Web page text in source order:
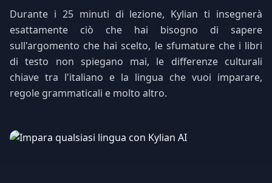
Durante i 25 minuti di lezione, Kylian ti insegnerà
esattamente ciò che hai bisogno di sapere
sull'argomento che hai scelto, le sfumature che i libri
di testo non spiegano mai, le differenze culturali
chiave tra l'italiano e la lingua che vuoi imparare,
regole grammaticali e molto altro.